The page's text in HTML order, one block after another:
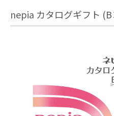
nepia カタログギフト